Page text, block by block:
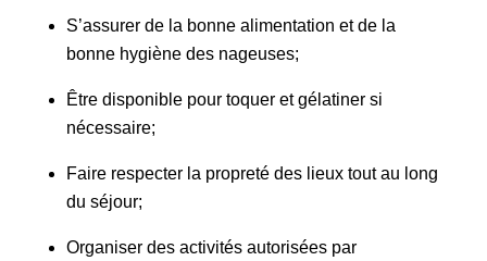
S’assurer de la bonne alimentation et de la
bonne hygiène des nageuses;
Être disponible pour toquer et gélatiner si
nécessaire;
Faire respecter la propreté des lieux tout au long
du séjour;
Organiser des activités autorisées par